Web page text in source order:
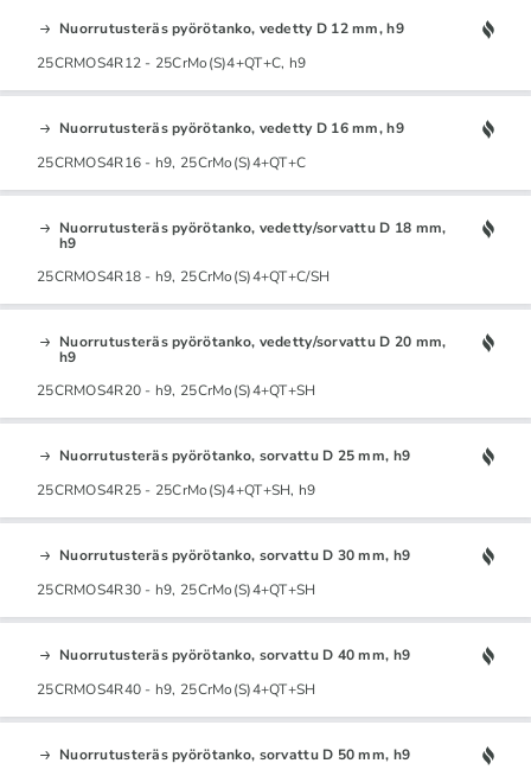
Nuorrutusteräs pyörötanko, vedetty D 12 mm, h9
25CRMOS4R12 - 25CrMo(S)4+QT+C, h9
Nuorrutusteräs pyörötanko, vedetty D 16 mm, h9
25CRMOS4R16 - h9, 25CrMo(S)4+QT+C
Nuorrutusteräs pyörötanko, vedetty/sorvattu D 18 mm,
h9
25CRMOS4R18 - h9, 25CrMo(S)4+QT+C/SH
Nuorrutusteräs pyörötanko, vedetty/sorvattu D 20 mm,
h9
25CRMOS4R20 - h9, 25CrMo(S)4+QT+SH
Nuorrutusteräs pyörötanko, sorvattu D 25 mm, h9
25CRMOS4R25 - 25CrMo(S)4+QT+SH, h9
Nuorrutusteräs pyörötanko, sorvattu D 30 mm, h9
25CRMOS4R30 - h9, 25CrMo(S)4+QT+SH
Nuorrutusteräs pyörötanko, sorvattu D 40 mm, h9
25CRMOS4R40 - h9, 25CrMo(S)4+QT+SH
Nuorrutusteräs pyörötanko, sorvattu D 50 mm, h9